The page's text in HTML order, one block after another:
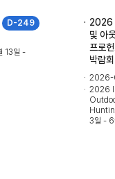
D-249
13일 -
2026
및 아
프로
박람
2026
3일 - 6